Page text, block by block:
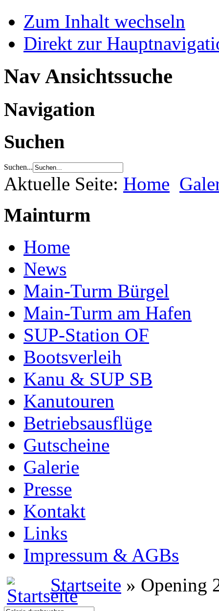
Zum Inhalt wechseln
Direkt zur
Nav Ansichtssuche
Navigation
Suchen
Suchen...
Aktuelle Seite: Home
Mainturm
Home
News
Main-Turm Bürgel
Main-Turm am Hafen
SUP-Station OF
Bootsverleih
Kanu & SUP SB
Kanutouren
Betriebsausflüge
Gutscheine
Galerie
Presse
Kontakt
Links
Impressum & AGBs
Startseite » Opening